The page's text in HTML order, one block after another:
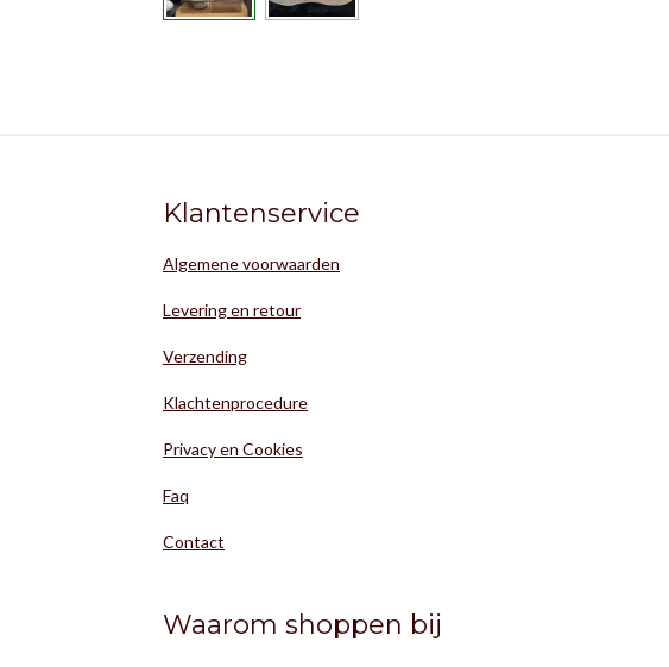
Klantenservice
Algemene voorwaarden
Levering en retour
Verzending
Klachtenprocedure
Privacy en Cookies
Faq
Contact
Waarom shoppen bij